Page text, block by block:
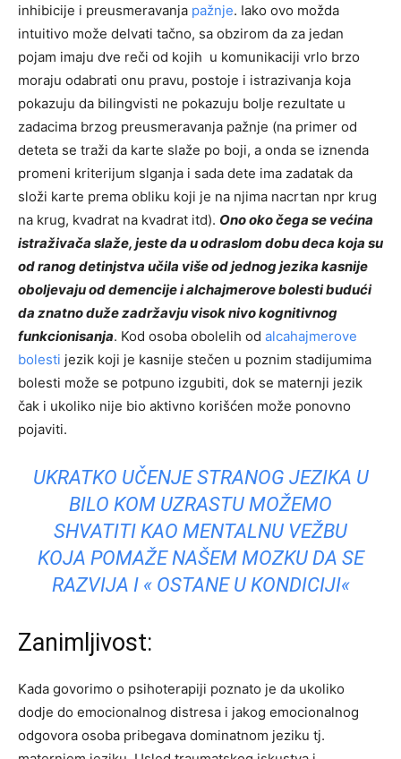
inhibicije i preusmeravanja pažnje. Iako ovo možda
intuitivo može delvati tačno, sa obzirom da za jedan
pojam imaju dve reči od kojih u komunikaciji vrlo brzo
moraju odabrati onu pravu, postoje i istrazivanja koja
pokazuju da bilingvisti ne pokazuju bolje rezultate u
zadacima brzog preusmeravanja pažnje (na primer od
deteta se traži da karte slaže po boji, a onda se iznenda
promeni kriterijum slganja i sada dete ima zadatak da
složi karte prema obliku koji je na njima nacrtan npr krug
na krug, kvadrat na kvadrat itd). Ono oko čega se većina
istraživača slaže, jeste da u odraslom dobu deca koja su
od ranog detinjstva učila više od jednog jezika kasnije
oboljevaju od demencije i alchajmerove bolesti budući
da znatno duže zadržavju visok nivo kognitivnog
funkcionisanja. Kod osoba obolelih od alcahajmerove
bolesti jezik koji je kasnije stečen u poznim stadijumima
bolesti može se potpuno izgubiti, dok se maternji jezik
čak i ukoliko nije bio aktivno korišćen može ponovno
pojaviti.
UKRATKO UČENJE STRANOG JEZIKA U
BILO KOM UZRASTU MOŽEMO
SHVATITI KAO MENTALNU VEŽBU
KOJA POMAŽE NAŠEM MOZKU DA SE
RAZVIJA I « OSTANE U KONDICIJI«
Zanimljivost:
Kada govorimo o psihoterapiji poznato je da ukoliko
dodje do emocionalnog distresa i jakog emocionalnog
odgovora osoba pribegava dominatnom jeziku tj.